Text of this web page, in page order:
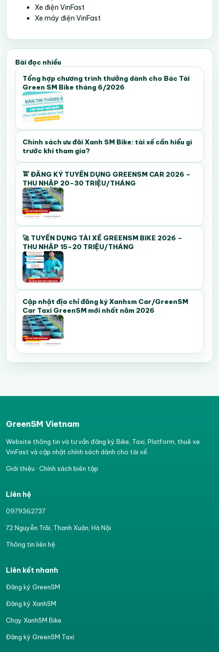
Xe điện VinFast
Xe máy điện VinFast
Bài đọc nhiều
Tổng hợp chương trình thưởng dành cho Bác Tài
Green SM Bike tháng 6/2026
Chính sách ưu đãi Xanh SM Bike: tài xế cần hiểu gì
trước khi tham gia?
🚖 ĐĂNG KÝ TUYỂN DỤNG GREENSM CAR 2026 –
THU NHẬP 20–30 TRIỆU/THÁNG
🚀 TUYỂN DỤNG TÀI XẾ GREENSM BIKE 2026 –
THU NHẬP 15–20 TRIỆU/THÁNG
Cập nhật địa chỉ đăng ký Xanhsm Car/GreenSM
Car Taxi GreenSM mới nhất năm 2026
GreenSM Vietnam
Website thông tin và tư vấn đăng ký Bike, Taxi, Platform, thuê xe
VinFast và cập nhật chính sách dành cho tài xế.
Giới thiệu · Chính sách biên tập
Liên hệ
0979362737
72 Nguyễn Trãi, Thanh Xuân, Hà Nội
Thông tin liên hệ
Liên kết nhanh
Đăng ký GreenSM
Đăng ký XanhSM
Chạy XanhSM Bike
Đăng ký GreenSM Taxi